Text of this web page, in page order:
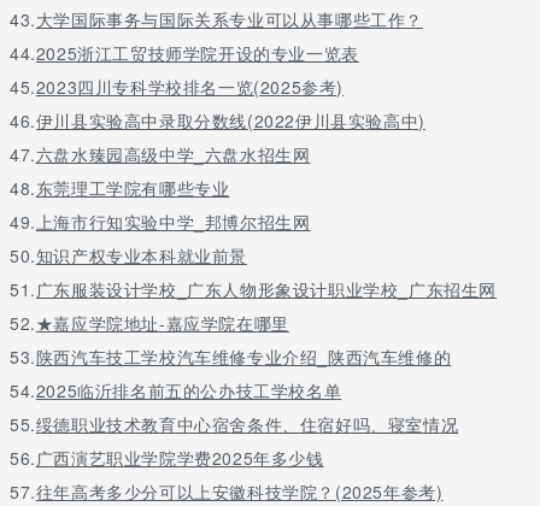
43.大学国际事务与国际关系专业可以从事哪些工作？
44.2025浙江工贸技师学院开设的专业一览表
45.2023四川专科学校排名一览(2025参考)
46.伊川县实验高中录取分数线(2022伊川县实验高中)
47.六盘水臻园高级中学_六盘水招生网
48.东莞理工学院有哪些专业
49.上海市行知实验中学_邦博尔招生网
50.知识产权专业本科就业前景
51.广东服装设计学校_广东人物形象设计职业学校_广东招生网
52.★嘉应学院地址-嘉应学院在哪里
53.陕西汽车技工学校汽车维修专业介绍_陕西汽车维修的
54.2025临沂排名前五的公办技工学校名单
55.绥德职业技术教育中心宿舍条件、住宿好吗、寝室情况
56.广西演艺职业学院学费2025年多少钱
57.往年高考多少分可以上安徽科技学院？(2025年参考)